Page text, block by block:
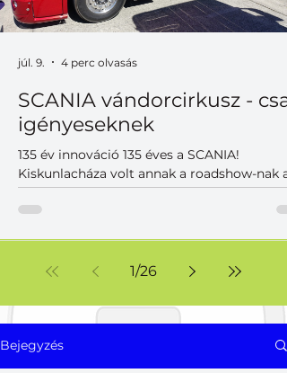
SCANIA vándorcirkusz -
igényeseknek
135 év innováció 135 éves a SCANIA!
Kiskunlacháza volt annak a roadshow-nak az
utolsó állomása a Közép-Európai régióban,
ahol a magyar partnerek is találkozhattak
duruzsoló dízelek mellett hangsúlyos
melyek már a jelen, de inkább a közeljövő új
világának korszerű járműveit képviselték.
voltak hagyományos prezentációk, viszont
júl. 9. 4 perc olvasás
1/26
Bejegyzés